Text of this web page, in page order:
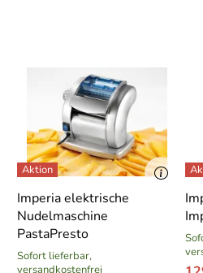
Imperia elektrische
Nudelmaschine
PastaPresto
Sofort lieferbar,
versandkostenfrei